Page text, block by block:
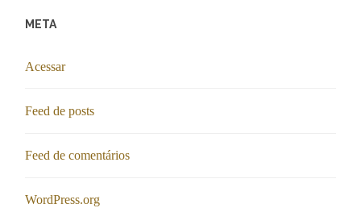
META
Acessar
Feed de posts
Feed de comentários
WordPress.org